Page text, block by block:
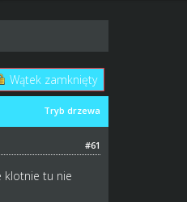
Wątek zamknięty
Tryb drzewa
#61
klotnie tu nie